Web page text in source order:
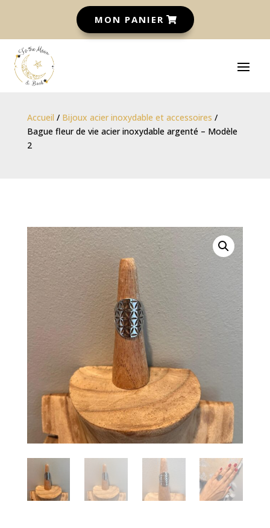
MON PANIER
Accueil / Bijoux acier inoxydable et accessoires /
Bague fleur de vie acier inoxydable argenté – Modèle
2